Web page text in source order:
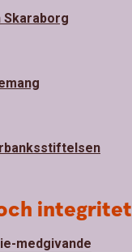
Skaraborg
integritet
medgivande